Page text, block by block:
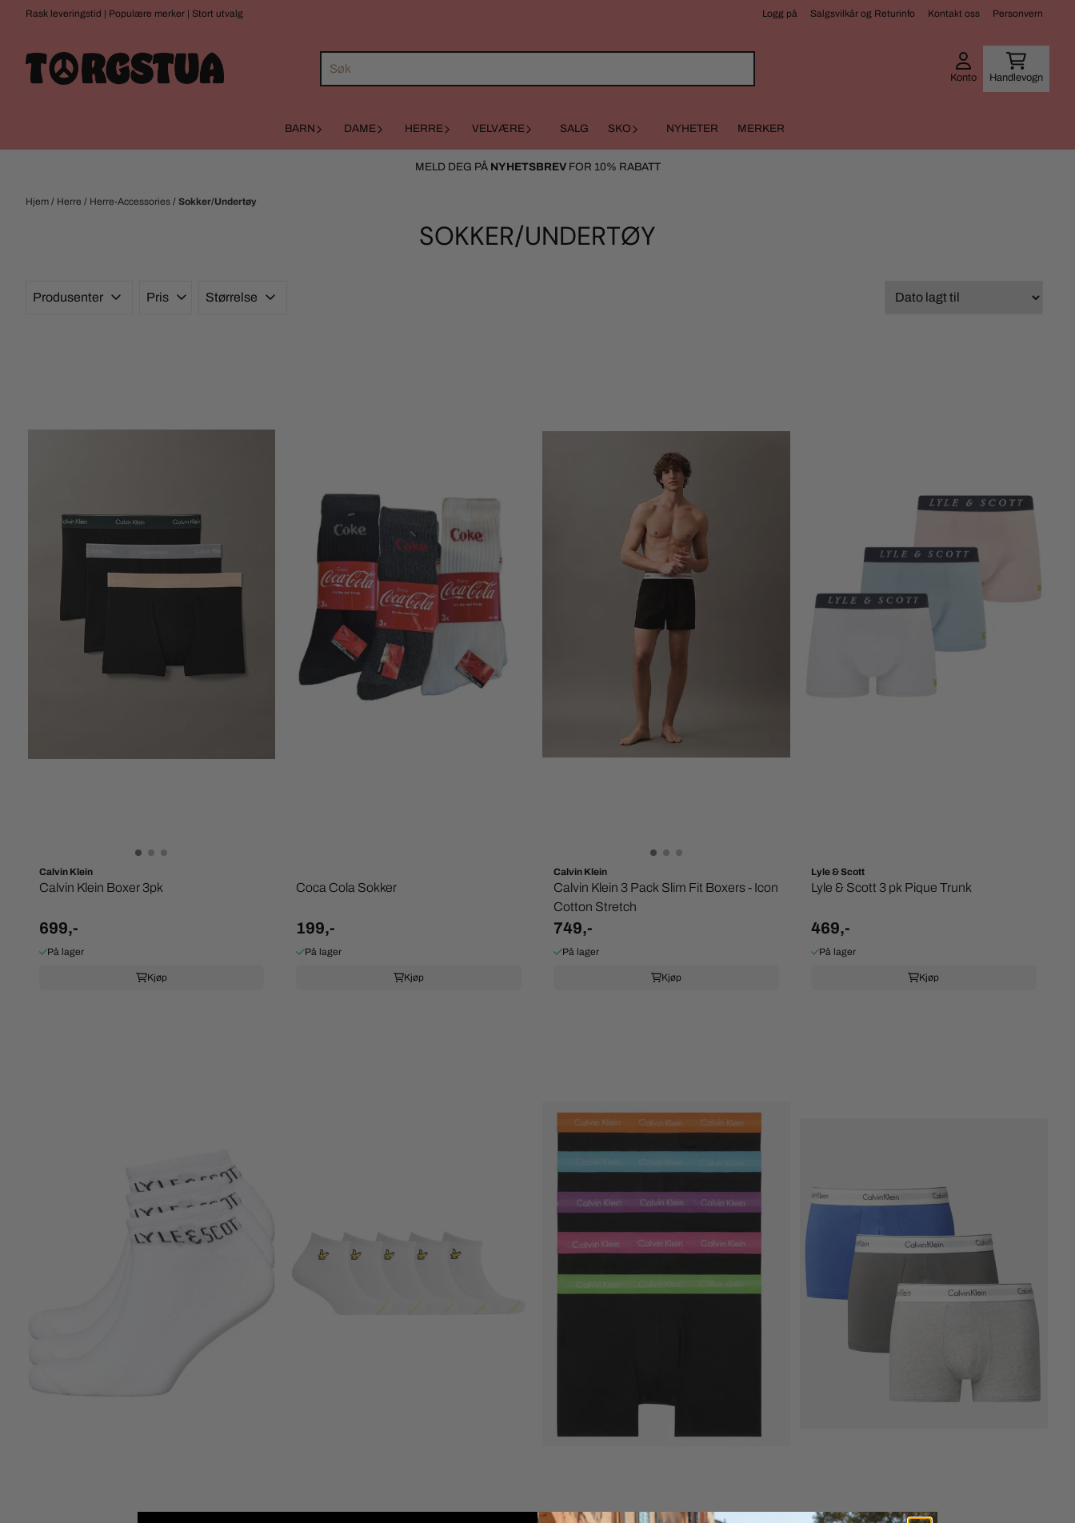
Hopp til innhold
Rask leveringstid | Populære merker | Stort utvalg Logg på Salgsvilkår og Returinfo Kontakt oss Personvern
Konto Handlevogn
BARN DAME HERRE VELVÆRE SALG SKO NYHETER MERKER
MELD DEG PÅ NYHETSBREVFOR 10% RABATT
Hjem / Herre / Herre-Accessories / Sokker/Undertøy
SOKKER/UNDERTØY
Produsenter Pris Størrelse
Calvin Klein
Calvin Klein Boxer 3pk
699,-
På lager
Kjøp
Coca Cola Sokker
199,-
På lager
Kjøp
Calvin Klein
Calvin Klein 3 Pack Slim Fit Boxers - Icon
Cotton Stretch
749,-
På lager
Kjøp
Lyle & Scott
Lyle & Scott 3 pk Pique Trunk
469,-
På lager
Kjøp